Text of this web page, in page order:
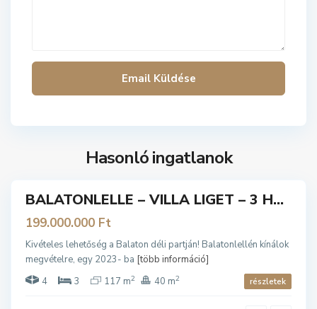
Hasonló ingatlanok
O
BALATONLELLE – VILLA LIGET – 3 H...
199.000.000 Ft
Kivételes lehetőség a Balaton déli partján! Balatonlellén kínálok
megvételre, egy 2023- ba [több információ]
4
3 117 m2 40 m2 részletek
A
T
N
L
E